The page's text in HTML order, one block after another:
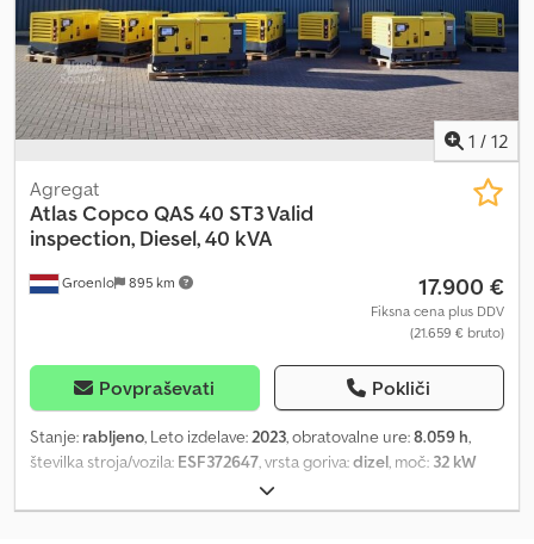
1 / 12
Groenlo 895 km
Agregat
Atlas CopcoQAS 40 ST3 Valid
inspection, Diesel, 40 kVA
17.900 €
Fiksna cena plus DDV
(21.659 € bruto)
Povpraševati Pokliči
Stanje: rabljeno, Leto izdelave:2023, obratovalne ure:8.059 h,
številka stroja/vozila: ESF372647, vrsta goriva:dizel, moč: 32 kW
, proizvajalec motorjev:Kubota
Gradbeništvo Csdpfx Ahjza Rw Ssboha Lastna teža: 1.039 kg Moč